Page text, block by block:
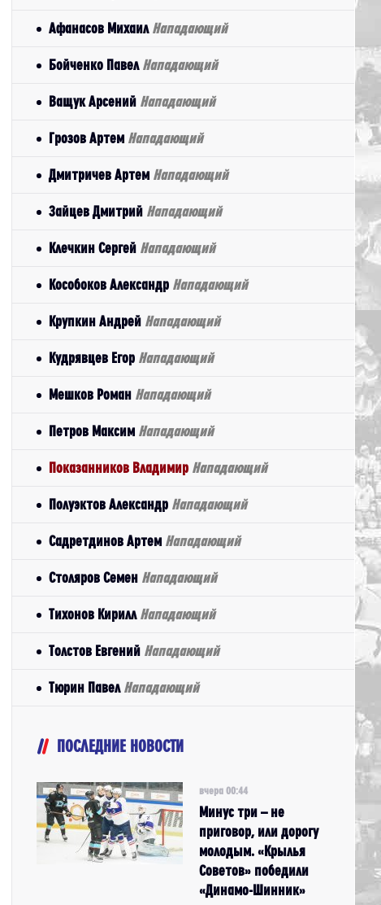
Афанасов Михаил Нападающий
Бойченко Павел Нападающий
Ващук Арсений Нападающий
Грозов Артем Нападающий
Дмитричев Артем Нападающий
Зайцев Дмитрий Нападающий
Клечкин Сергей Нападающий
Кособоков Александр Нападающий
Крупкин Андрей Нападающий
Кудрявцев Егор Нападающий
Мешков Роман Нападающий
Петров Максим Нападающий
Показанников Владимир Нападающий
Полуэктов Александр Нападающий
Садретдинов Артем Нападающий
Столяров Семен Нападающий
Тихонов Кирилл Нападающий
Толстов Евгений Нападающий
Тюрин Павел Нападающий
ПОСЛЕДНИЕ НОВОСТИ
вчера 00:44
Минус три – не
приговор, или дорогу
молодым. «Крылья
Советов» победили
«Динамо-Шинник»